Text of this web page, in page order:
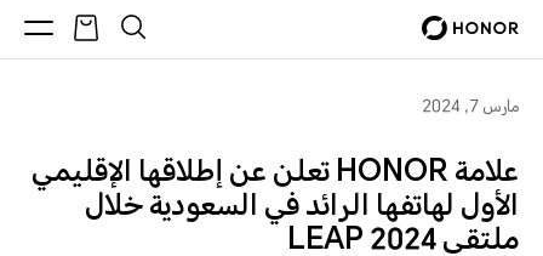
مارس 7, 2024
علامة HONOR تعلن عن إطلاقها الإقليمي
الأول لهاتفها الرائد في السعودية خلال
ملتقى LEAP 2024